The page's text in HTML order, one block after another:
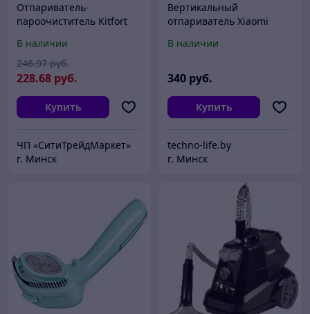
Отпариватель-
пароочиститель Kitfort
В наличии
228.68 руб.
246.97 руб.
Купить
ЧП «СитиТрейдМаркет»
г. Минск
Вертикальный
отпариватель Xiaomi
В наличии
340 руб.
Купить
techno-life.by
г. Минск